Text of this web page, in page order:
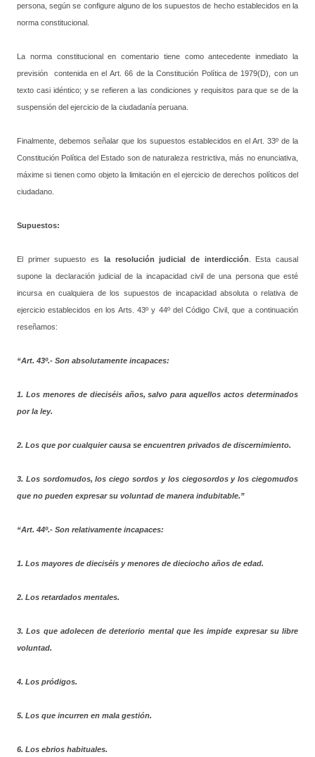
persona, según se configure alguno de los supuestos de hecho establecidos en la
norma constitucional.
La norma constitucional en comentario tiene como antecedente inmediato la
previsión contenida en el Art. 66 de la Constitución Política de 1979(D), con un
texto casi idéntico; y se refieren a las condiciones y requisitos para que se de la
suspensión del ejercicio de la ciudadanía peruana.
Finalmente, debemos señalar que los supuestos establecidos en el Art. 33º de la
Constitución Política del Estado son de naturaleza restrictiva, más no enunciativa,
máxime si tienen como objeto la limitación en el ejercicio de derechos políticos del
ciudadano.
Supuestos:
El primer supuesto es la resolución judicial de interdicción . Esta causal
supone la declaración judicial de la incapacidad civil de una persona que esté
incursa en cualquiera de los supuestos de incapacidad absoluta o relativa de
ejercicio establecidos en los Arts. 43º y 44º del Código Civil, que a continuación
reseñamos:
“Art. 43º.- Son absolutamente incapaces:
1. Los menores de dieciséis años, salvo para aquellos actos determinados
por la ley.
2. Los que por cualquier causa se encuentren privados de discernimiento.
3. Los sordomudos, los ciego sordos y los ciegosordos y los ciegomudos
que no pueden expresar su voluntad de manera indubitable.”
“Art. 44º.- Son relativamente incapaces:
1. Los mayores de dieciséis y menores de dieciocho años de edad.
2. Los retardados mentales.
3.Los que adolecen de deteriorio mental que les impide expresar su libre
voluntad.
4. Los pródigos.
5. Los que incurren en mala gestión.
6. Los ebrios habituales.